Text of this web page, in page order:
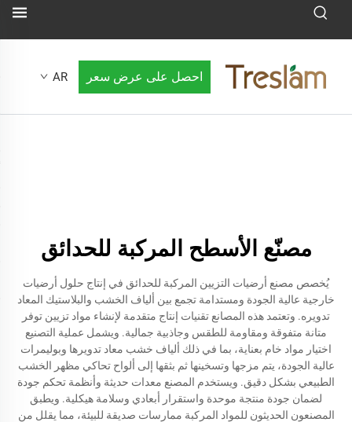
احصل على عرض سعر AR
مصنّع الأسطح المركبة للحدائق
يُخصص مصنع أرضيات التزيين المركبة للحدائق في إنتاج حلول أرضيات
خارجية عالية الجودة ومستدامة تجمع بين ألياف الخشب والبلاستيك المعاد
تدويره. وتعتمد هذه المصانع تقنيات إنتاج متقدمة لإنشاء مواد تزيين توفر
متانة متفوقة ومقاومة للطقس وجاذبية جمالية. ويشمل عملية التصنيع
اختيار مواد خام بعناية، بما في ذلك ألياف خشب معاد تدويرها وبوليمرات
عالية الجودة، يتم مزجها وتسخينها ثم بثقها إلى ألواح تحاكي مظهر الخشب
الطبيعي بشكل دقيق. ويستخدم المصنع معدات حديثة وأنظمة تحكم جودة
لضمان جودة منتجة موحدة واستقرار أبعادي وسلامة هيكلية. ويطبق
المصنعون الحديثون للمواد المركبة ممارسات صديقة للبيئة، مما يقلل من